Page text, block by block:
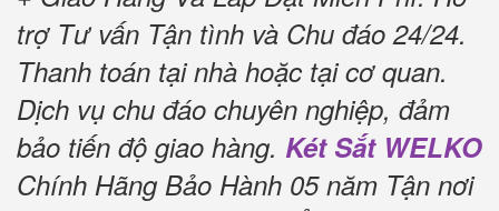
trợ Tư vấn Tận tình và Chu đáo 24/24.
Thanh toán tại nhà hoặc tại cơ quan.
Dịch vụ chu đáo chuyên nghiệp, đảm
bảo tiến độ giao hàng. Két Sắt WELKO
Chính Hãng Bảo Hành 05 năm Tận nơi